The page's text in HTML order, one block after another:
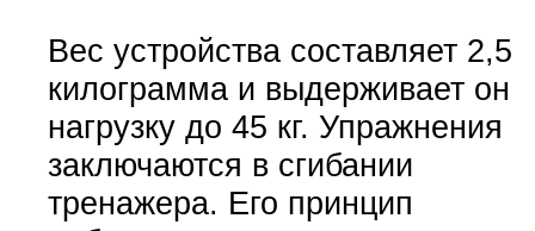
Вес устройства составляет 2,5
килограмма и выдерживает он
нагрузку до 45 кг. Упражнения
заключаются в сгибании
тренажера. Его принцип